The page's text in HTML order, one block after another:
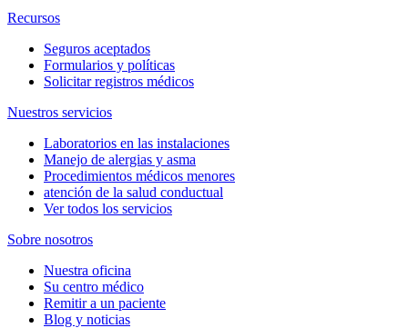
Recursos
Seguros aceptados
Formularios y políticas
Solicitar registros médicos
Nuestros servicios
Laboratorios en las instalaciones
Manejo de alergias y asma
Procedimientos médicos menores
atención de la salud conductual
Ver todos los servicios
Sobre nosotros
Nuestra oficina
Su centro médico
Remitir a un paciente
Blog y noticias